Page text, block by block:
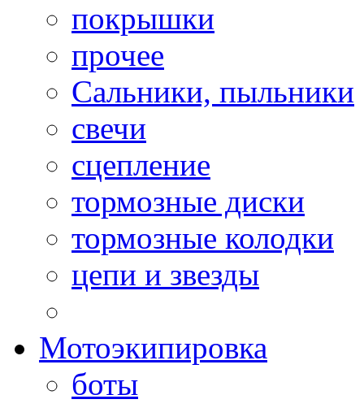
покрышки
прочее
Сальники, пыльники
свечи
сцепление
тормозные диски
тормозные колодки
цепи и звезды
Мотоэкипировка
боты